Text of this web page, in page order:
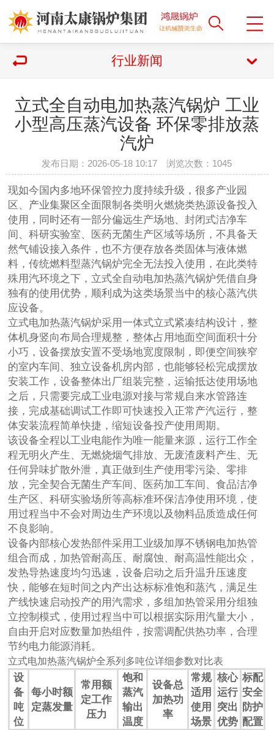
行业新闻
立式全自动电加热蒸汽锅炉 工业
小型高压蒸汽设备 环保零排放蒸
汽炉
发布日期：2026-05-18 10:17 浏览次数： 1045
现如今国内多地环保管控力度持续升级，很多产业园
区、产业集聚区全面限制各类明火燃烧类热源设备投入
使用，同时还有一部分偏远生产场地、封闭式洁净车
间、科研实验室、医药无菌生产区域等场所，不具备天
然气铺设接入条件，也不方便存放各类固体与液体燃
料，传统燃料型蒸汽锅炉完全无法投入使用，在此类特
殊用汽环境之下，立式全自动电加热蒸汽锅炉凭借自身
独有的使用优势，顺利成为这类场景当中的核心蒸汽供
应设备。
立式电加热蒸汽锅炉采用一体式立式紧凑结构设计，整
体机身竖向布局合理规整，整体占用地面空间面积十分
小巧，设备摆放安置不受场地宽度限制，即便空间狭窄
的室内车间、独立设备机房内部，也能够轻松完成摆放
安装工作，设备整体出厂组装完整，运输抵达使用场地
之后，只需要完成工业电源对接与常规自来水管路连
接，完成基础调试工作即可快速投入正常产汽运行，整
体安装流程简单快捷，缩短设备投产使用周期。
该设备全程以工业电能作为唯一能量来源，运行工作全
程无明火产生、无燃烧烟气排放、无废渣废料产生、无
任何异味扩散外泄，真正做到生产使用零污染、零排
放，完全契合无菌生产车间、医药加工车间、食品洁净
生产区、科研实验场所等高标准环保洁净使用环境，使
用过程当中不会对周边生产环境以及物料品质造成任何
不良影响。
设备内部核心发热部件采用工业级加厚不锈钢电加热管
组合而成，加热管耐高压、耐腐蚀、耐高温性能出众，
发热导热速度均匀迅速，设备启动之后升温升压速度
快，能够在短时间之内产出达标标准饱和蒸汽，满足生
产线快速启动投产的用汽需求，多组加热管采用分组独
立控制模式，使用过程当中可以根据实际用汽量大小，
自由开启对应数量加热组件，按需调配供热功率，合理
节约电力能源消耗。
立式电加热蒸汽锅炉全系列多吨位详细参数对比表
设
备
吨
位
每小时额
定蒸发量
常用额
定工作
压力
饱和
蒸汽
输出
温度
设备总
加热功
率
常规
适用
使用
场景
核心
运行
突出
优势
标配
安全
防护
配置